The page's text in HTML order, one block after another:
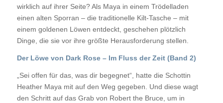
wirklich auf ihrer Seite? Als Maya in einem Trödelladen
einen alten Sporran – die traditionelle Kilt-Tasche – mit
einem goldenen Löwen entdeckt, geschehen plötzlich
Dinge, die sie vor ihre größte Herausforderung stellen.
Der Löwe von Dark Rose – Im Fluss der Zeit (Band 2)
„Sei offen für das, was dir begegnet“, hatte die Schottin
Heather Maya mit auf den Weg gegeben. Und diese wagt
den Schritt auf das Grab von Robert the Bruce, um in